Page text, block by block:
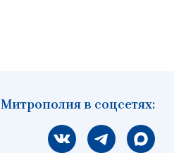
Митрополия в соцсетях:
Мы вконтакте
Мы в telegram
Мы в